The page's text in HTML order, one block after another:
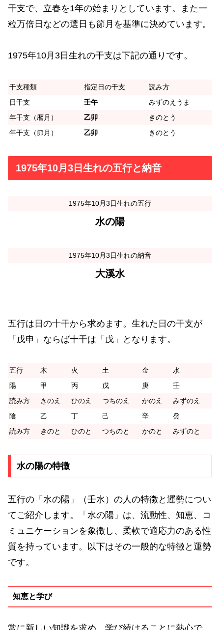
干支で、立春を1年の始まりとしています。また一
粒万倍日などの選日も節月を基準に決めています。
1975年10月3日生れの干支は下記の通りです。
干支種類 指定日の干支
読み方
日干支
壬午
みずのえうま
年干支（暦月）
乙卯
きのとう
年干支（節月）
乙卯 きのとう
1975年10月3日生れの五行と納音
1975年10月3日生れの五行
水の陽
1975年10月3日生れの納音
大溪水
五行は日の十干から求めます。生れた日の干支が
「戊申」ならば十干は「戊」となります。
五行 木 火 土 金
水
陽
甲 丙 戊 庚
壬
読み方
きのえ ひのえ つちのえ かのえ
みずのえ
陰
乙 丁 己 辛
癸
読み方
きのと ひのと つちのと かのと みずのと
水の陽の特徴
五行の「水の陽」（壬水）の人の特徴と運勢につい
てご紹介します。「水の陽」は、流動性、知恵、コ
ミュニケーションを象徴し、柔軟で適応力のある性
質を持っています。以下はその一般的な特徴と運勢
です。
知恵と学び
常に新しい知識を求め、学び続けることに熱心で